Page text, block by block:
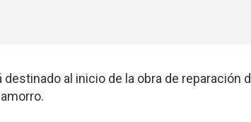
destinado al inicio de la obra de reparación